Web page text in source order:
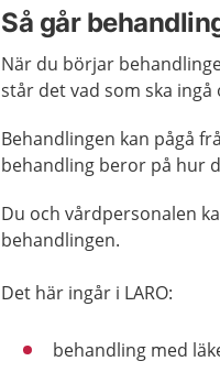
Så går
När du börjar
står det vad som ska
Behandlingen kan pågå
behandling beror på hur
Du och vårdpersonalen
behandlingen.
Det här ingår i LARO:
behandling med